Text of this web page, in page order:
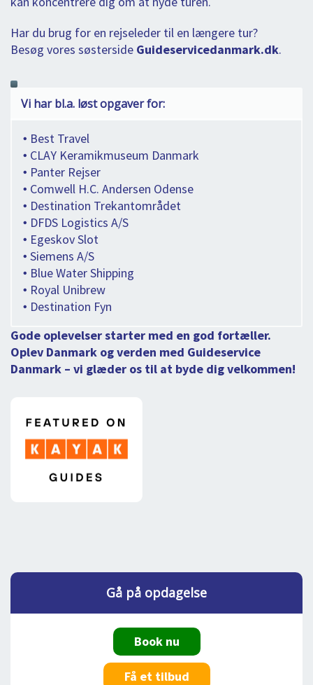
Har du brug for en rejseleder til en længere tur?
Besøg vores søsterside Guideservicedanmark.dk.
Vi har bl.a. løst opgaver for:
𑇐 Best Travel
𑇐 CLAY Keramikmuseum Danmark
𑇐 Panter Rejser
𑇐 Comwell H.C. Andersen Odense
𑇐 Destination Trekantområdet
𑇐 DFDS Logistics A/S
𑇐 Egeskov Slot
𑇐 Siemens A/S
𑇐 Blue Water Shipping
𑇐 Royal Unibrew
𑇐 Destination Fyn
Gode oplevelser starter med en god fortæller.
Oplev Danmark og verden med Guideservice
Danmark – vi glæder os til at byde dig velkommen!
Gå på opdagelse
Book nu
Få et tilbud